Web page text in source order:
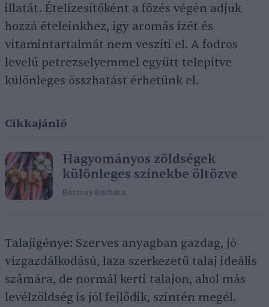
illatát. Ételízesítőként a főzés végén adjuk
hozzá ételeinkhez, így aromás ízét és
vitamintartalmát nem veszíti el. A fodros
levelű petrezselyemmel együtt telepítve
különleges összhatást érhetünk el.
Cikkajánló
Hagyományos zöldségek
különleges színekbe öltözve
Börzsey Barbara
Talajigénye: Szerves anyagban gazdag, jó
vízgazdálkodású, laza szerkezetű talaj ideális
számára, de normál kerti talajon, ahol más
levélzöldség is jól fejlődik, szintén megél.